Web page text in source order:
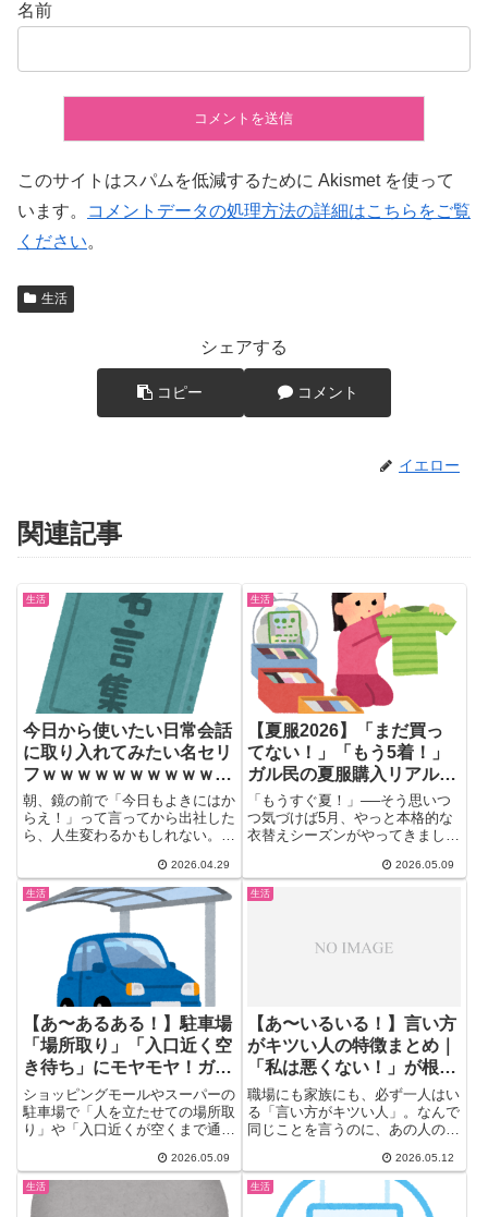
名前
このサイトはスパムを低減するために Akismet を使って
います。
コメントデータの処理方法の詳細はこちらをご覧
ください。
生活
シェアする
コピー コメント
イエロー
関連記事
生活
今日から使いたい日常会話
に取り入れてみたい名セリ
フｗｗｗｗｗｗｗｗｗｗｗ
ｗｗｗｗｗｗｗｗｗｗｗ
朝、鏡の前で「今日もよきにはか
らえ！」って言ってから出社した
ら、人生変わるかもしれない。ガ
2026.04.29
生活
【夏服2026】「まだ買っ
てない！」「もう5着！」
ガル民の夏服購入リアル事
情｜ユニクロ・リネン派・
化繊ムリ派、正直な財布事
情
「もうすぐ夏！」──そう思いつ
つ気づけば5月、やっと本格的な
衣替えシーズンがやってきました
2026.05.09
生活
【あ〜あるある！】駐車場
「場所取り」「入口近く空
き待ち」にモヤモヤ！ガル
民の体験談まとめ｜人立た
せ・ハザード待機・車椅子
スペース論争
ショッピングモールやスーパーの
駐車場で「人を立たせての場所取
り」や「入口近くが空くまで通路
2026.05.09
生活
【あ〜いるいる！】言い方
がキツい人の特徴まとめ｜
「私は悪くない！」が根
本、自覚なし・被害者ヅラ
職場にも家族にも、必ず一人はい
る「言い方がキツい人」。なんで
同じことを言うのに、あの人の言
2026.05.12
生活 生活